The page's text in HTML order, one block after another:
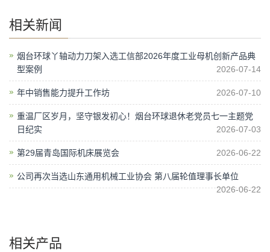
相关新闻
烟台环球丫轴动力刀架入选工信部2026年度工业母机创新产品典
型案例
2026-07-14
年中销售能力提升工作坊 2026-07-10
重温厂区岁月，坚守银发初心！烟台环球退休老党员七一主题党
日纪实
2026-07-03
第29届青岛国际机床展览会 2026-06-22
公司再次当选山东通用机械工业协会 第八届轮值理事长单位
2026-06-22
相关产品